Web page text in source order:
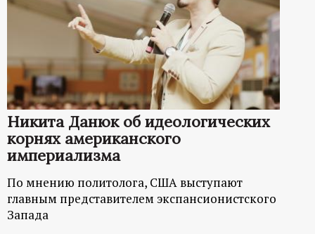
Никита Данюк об идеологических
корнях американского
империализма
По мнению политолога, США выступают
главным представителем экспансионистского
Запада